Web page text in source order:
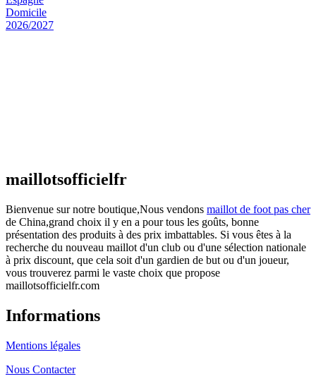
maillotsofficielfr
Bienvenue sur notre boutique,Nous vendons maillot de foot pas cher
de China,grand choix il y en a pour tous les goûts, bonne
présentation des produits à des prix imbattables. Si vous êtes à la
recherche du nouveau maillot d'un club ou d'une sélection nationale
à prix discount, que cela soit d'un gardien de but ou d'un joueur,
vous trouverez parmi le vaste choix que propose
maillotsofficielfr.com
Informations
Mentions légales
Nous Contacter